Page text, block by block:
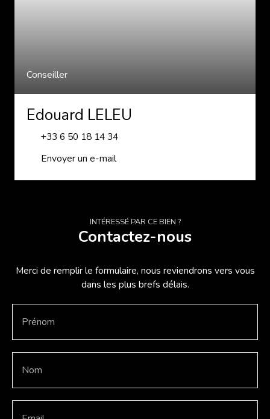
Conseiller
Edouard LELEU
+33 6 50 18 14 34
Envoyer un e-mail
INTÉRESSÉ PAR CE BIEN ?
Contactez-nous
Merci de remplir le formulaire, nous reviendrons vers vous
dans les plus brefs délais.
Prénom
Nom